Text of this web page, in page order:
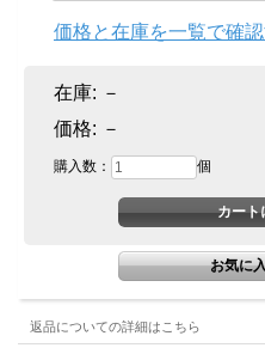
価格と在庫を一覧で確
在庫: －
価格: －
購入数： 個
返品についての詳細はこちら